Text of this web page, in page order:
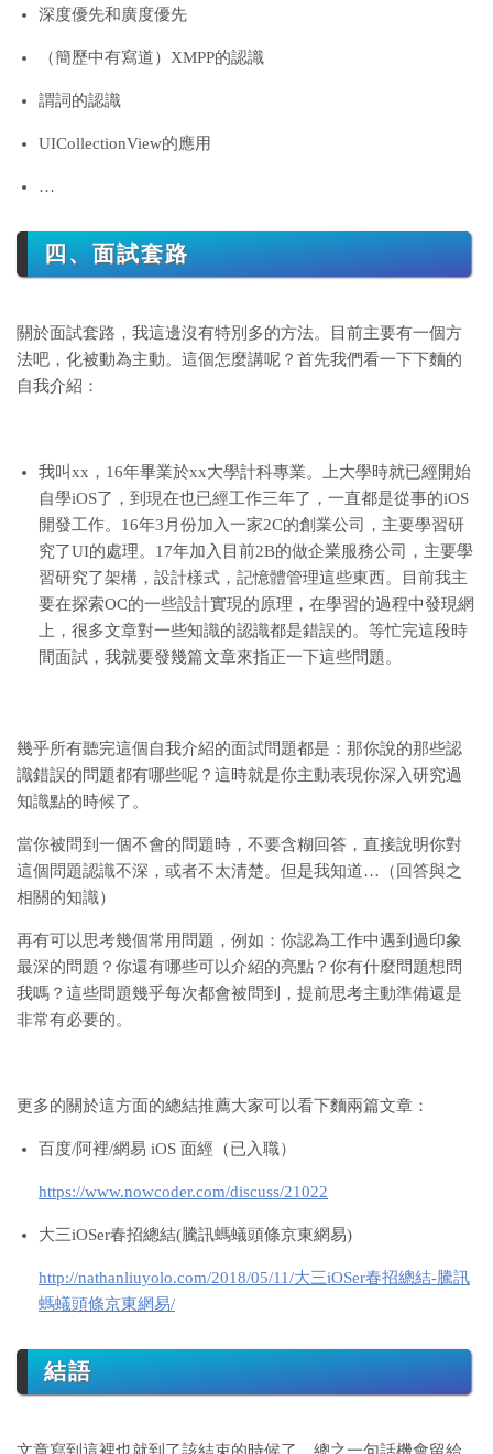
深度優先和廣度優先
（簡歷中有寫道）XMPP的認識
謂詞的認識
UICollectionView的應用
…
四、面試套路
關於面試套路，我這邊沒有特別多的方法。目前主要有一個方
法吧，化被動為主動。這個怎麼講呢？首先我們看一下下麵的
自我介紹：
我叫xx，16年畢業於xx大學計科專業。上大學時就已經開始
自學iOS了，到現在也已經工作三年了，一直都是從事的iOS
開發工作。16年3月份加入一家2C的創業公司，主要學習研
究了UI的處理。17年加入目前2B的做企業服務公司，主要學
習研究了架構，設計樣式，記憶體管理這些東西。目前我主
要在探索OC的一些設計實現的原理，在學習的過程中發現網
上，很多文章對一些知識的認識都是錯誤的。等忙完這段時
間面試，我就要發幾篇文章來指正一下這些問題。
幾乎所有聽完這個自我介紹的面試問題都是：那你說的那些認
識錯誤的問題都有哪些呢？這時就是你主動表現你深入研究過
知識點的時候了。
當你被問到一個不會的問題時，不要含糊回答，直接說明你對
這個問題認識不深，或者不太清楚。但是我知道…（回答與之
相關的知識）
再有可以思考幾個常用問題，例如：你認為工作中遇到過印象
最深的問題？你還有哪些可以介紹的亮點？你有什麼問題想問
我嗎？這些問題幾乎每次都會被問到，提前思考主動準備還是
非常有必要的。
更多的關於這方面的總結推薦大家可以看下麵兩篇文章：
百度/阿裡/網易 iOS 面經（已入職）
https://www.nowcoder.com/discuss/21022
大三iOSer春招總結(騰訊螞蟻頭條京東網易)
http://nathanliuyolo.com/2018/05/11/大三iOSer春招總結-騰訊
螞蟻頭條京東網易/
結語